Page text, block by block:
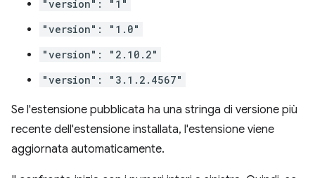
"version": "1"
"version": "1.0"
"version": "2.10.2"
"version": "3.1.2.4567"
Se l'estensione pubblicata ha una stringa di versione più
recente dell'estensione installata, l'estensione viene
aggiornata automaticamente.